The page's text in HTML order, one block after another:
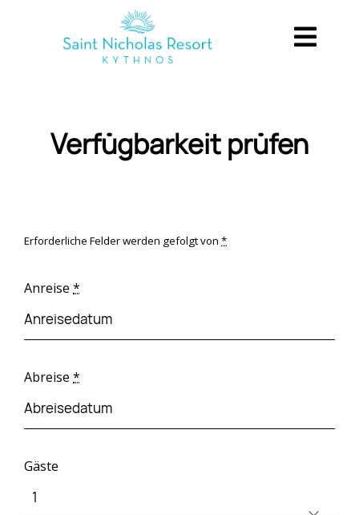
Verfügbarkeit prüfen
Erforderliche Felder werden gefolgt von *
Anreise *
Abreise *
Gäste